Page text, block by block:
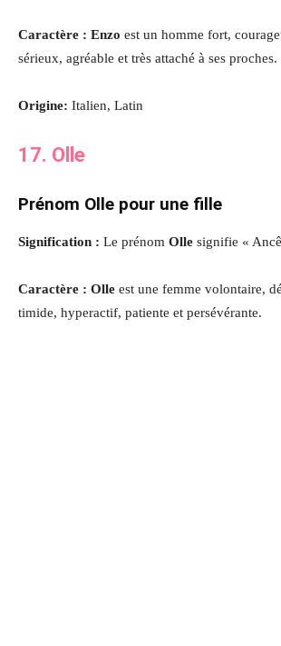
Caractère : Enzo est un homme fort,
sérieux, agréable et très attaché à ses proches.
Origine: Italien, Latin
17. Olle
Prénom Olle pour une fille
Signification : Le prénom Olle signifie «
Caractère : Olle est une femme volontaire,
timide, hyperactif, patiente et persévérante.